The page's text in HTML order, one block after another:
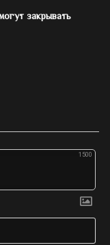
закрывать
1500